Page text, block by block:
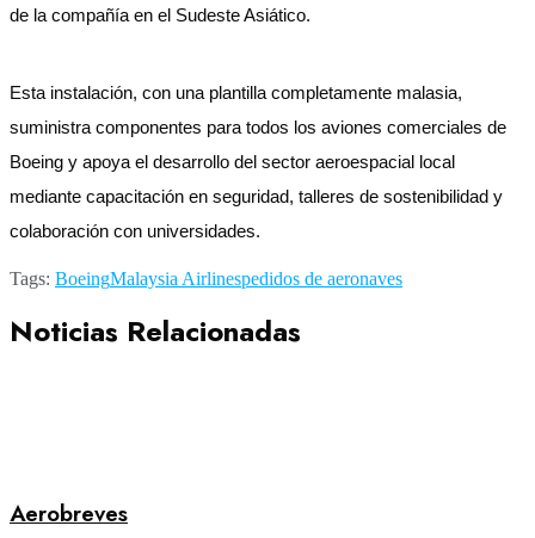
de la compañía en el Sudeste Asiático.
Esta instalación, con una plantilla completamente malasia,
suministra componentes para todos los aviones comerciales de
Boeing y apoya el desarrollo del sector aeroespacial local
mediante capacitación en seguridad, talleres de sostenibilidad y
colaboración con universidades.
Tags: BoeingMalaysia Airlinespedidos de aeronaves
Noticias Relacionadas
Aerobreves